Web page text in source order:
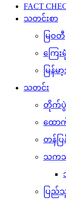
FACT
သတင်းစာ
မြဝတီ
ကြေး
မြန်
သတင်း
တိုက်ပွဲ
ထော
တန်ပ
သက
ပြည်